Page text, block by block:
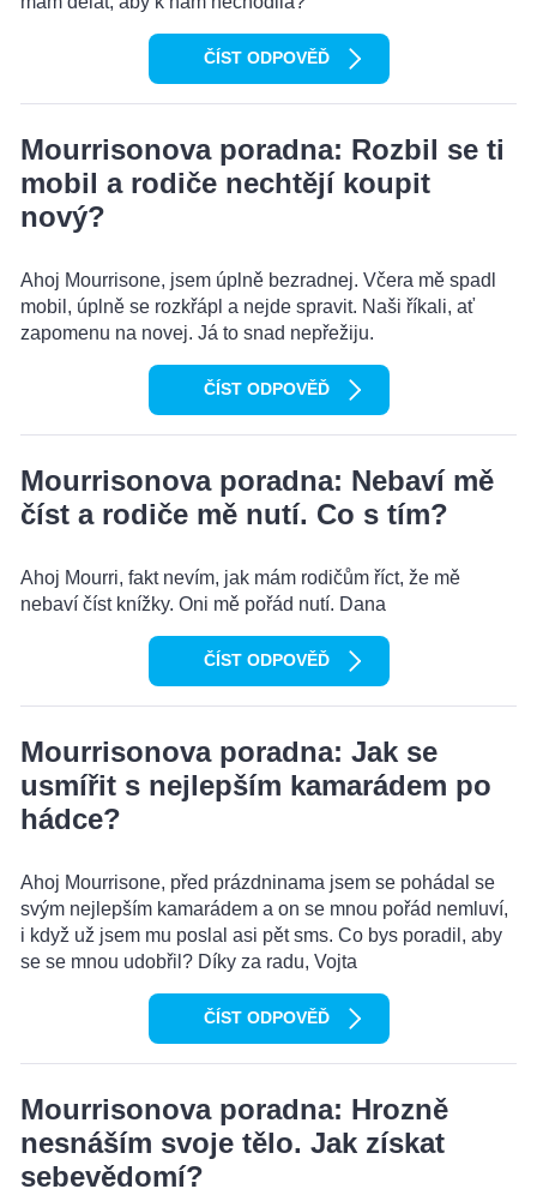
ČÍST ODPOVĚĎ
Mourrisonova poradna: Rozbil se ti
mobil a rodiče nechtějí koupit
nový?
Ahoj Mourrisone, jsem úplně bezradnej. Včera mě spadl
mobil, úplně se rozkřápl a nejde spravit. Naši říkali, ať
zapomenu na novej. Já to snad nepřežiju.
ČÍST ODPOVĚĎ
Mourrisonova poradna: Nebaví mě
číst a rodiče mě nutí. Co s tím?
Ahoj Mourri, fakt nevím, jak mám rodičům říct, že mě
nebaví číst knížky. Oni mě pořád nutí. Dana
ČÍST ODPOVĚĎ
Mourrisonova poradna: Jak se
usmířit s nejlepším kamarádem po
hádce?
Ahoj Mourrisone, před prázdninama jsem se pohádal se
svým nejlepším kamarádem a on se mnou pořád nemluví,
i když už jsem mu poslal asi pět sms. Co bys poradil, aby
se se mnou udobřil? Díky za radu, Vojta
ČÍST ODPOVĚĎ
Mourrisonova poradna: Hrozně
nesnáším svoje tělo. Jak získat
sebevědomí?